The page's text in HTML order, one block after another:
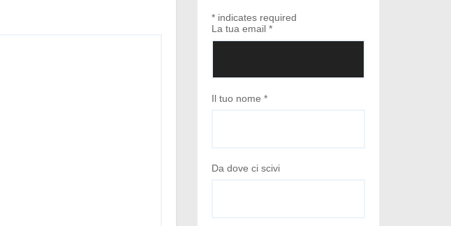
*indicates required
La tua email *
Il tuo nome *
Da dove ci scivi